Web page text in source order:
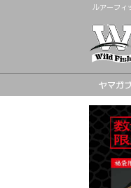
ルアーフィ
ヤマガ